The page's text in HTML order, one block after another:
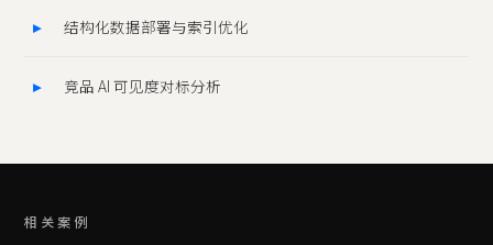
结构化数据部署与索引优化
竞品 AI 可见度对标分析
相关案例